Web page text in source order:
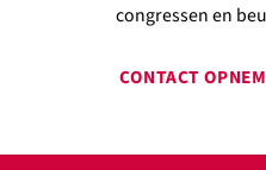
congressen en
CONTACT